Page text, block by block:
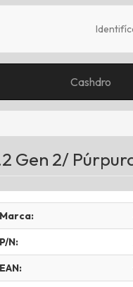
Cashdro
Gen 2/
Marca:
P/N:
EAN: